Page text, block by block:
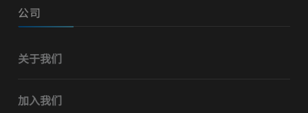
公司
关于我们
加入我们